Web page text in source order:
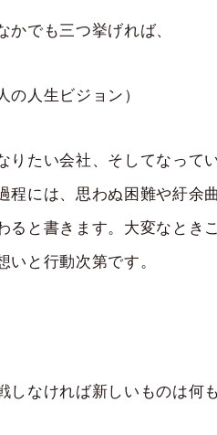
でも三つ挙げれば、
人生ビジョン）
りたい会社、そしてなって
程には、思わぬ困難や紆余
と書きます。大変なとき
と行動次第です。
しなければ新しいものは何